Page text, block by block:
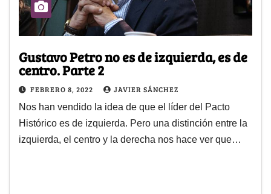
Gustavo Petro no es de izquierda, es de
centro. Parte 2
FEBRERO 8, 2022 JAVIER SÁNCHEZ
Nos han vendido la idea de que el líder del Pacto
Histórico es de izquierda. Pero una distinción entre la
izquierda, el centro y la derecha nos hace ver que…